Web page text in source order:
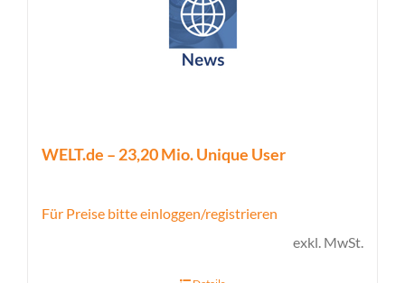
WELT.de – 23,20 Mio. Unique User
Für Preise bitte einloggen/registrieren
exkl. MwSt.